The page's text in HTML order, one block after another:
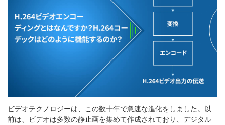
ビデオテクノロジーは、この数十年で急速な進化をしました。以
前は、ビデオは多数の静止画を集めて作成されており、デジタル